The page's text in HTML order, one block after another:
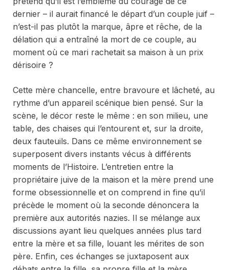
dernier – il aurait financé le départ d’un couple juif –
n’est-il pas plutôt la marque, âpre et rêche, de la
délation qui a entraîné la mort de ce couple, au
moment où ce mari rachetait sa maison à un prix
dérisoire ?
Cette mère chancelle, entre bravoure et lâcheté, au
rythme d’un appareil scénique bien pensé. Sur la
scène, le décor reste le même : en son milieu, une
table, des chaises qui l’entourent et, sur la droite,
deux fauteuils. Dans ce même environnement se
superposent divers instants vécus à différents
moments de l’Histoire. L’entretien entre la
propriétaire juive de la maison et la mère prend une
forme obsessionnelle et on comprend in fine qu’il
précède le moment où la seconde dénoncera la
première aux autorités nazies. Il se mélange aux
discussions ayant lieu quelques années plus tard
entre la mère et sa fille, louant les mérites de son
père. Enfin, ces échanges se juxtaposent aux